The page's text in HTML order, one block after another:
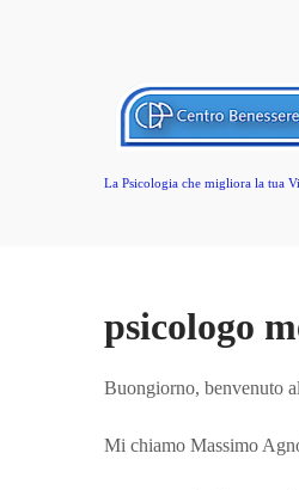
La Psicologia che migliora la tua
psicologo
Buongiorno, benvenuto
Mi chiamo Massimo